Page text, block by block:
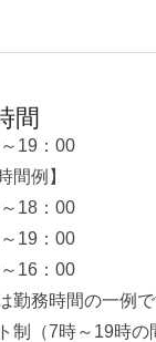
間
19：00
間例】
18：00
19：00
16：00
勤務時間の一例
制（7時～19時の